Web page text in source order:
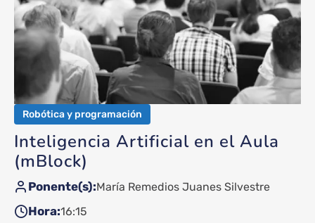
Robótica y programación
Inteligencia Artificial en el Aula
(mBlock)
Ponente(s) María Remedios Juanes Silvestre
Hora 16:15